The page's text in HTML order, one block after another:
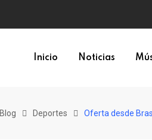
Inicio Noticias
Blog Deportes Oferta desde